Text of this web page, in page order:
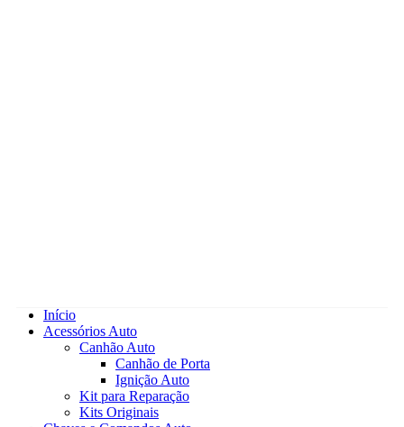
Início
Acessórios Auto
Canhão Auto
Canhão de Porta
Ignição Auto
Kit para Reparação
Kits Originais